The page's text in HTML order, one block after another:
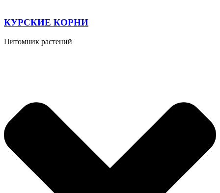
КУРСКИЕ КОРНИ
Питомник растений